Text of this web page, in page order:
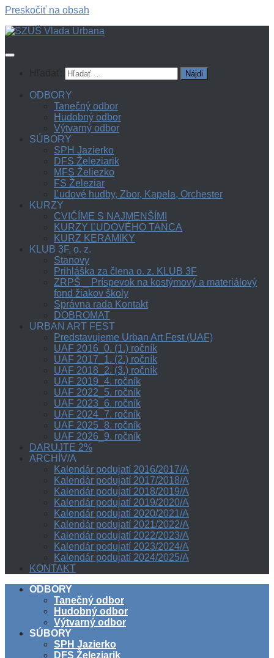
Preskočiť na obsah
ODBORY
Tanečný odbor
Hudobný odbor
Výtvarný odbor
SÚBORY
SPH Jazierko
DFS Železiarik
MFS Želiezko
FS Železiar
Ľudové hudby, Zbor, Kapela, Orchester
KURZY
CVIČÍME S NAJMENŠÍMI
KURZY ĽUDOVÉHO TANCA
KURZ KERAMIKY
KLUB 3F, o. z.
Stanovy
Prihláška za člena o. z. KLUB 3F
ZRPŠ _ Príspevok na kostýmový a materiálový
fond žiakov školy
Správna rada Kontakt
DOBROMAT
URBAN ART FEST
Predstavujeme Urban Art Fest (UAF)
UAF 2016_0. (1.) ročník
UAF 2017_1. (2.) ročník
UAF 2018_2. (3.) ročník
UAF 2019_4. ročník
UAF 2022_5. ročník
UAF 2023_6. ročník
UAF 2024_7. ročník
UAF 2025_8. ročník
UAF 2026_9. ročník
DARUJTE 2%
ARCHÍV/A
Kalendár podujatí 2016/2017/A
Kalendár podujatí 2017/2018/A
Kalendár podujatí 2018/2019/A
Kalendár podujatí 2019/2020/A
Kalendár podujatí 2020/2021/A
Kalendár podujatí 2021/2022/A
Kalendár podujatí 2022/2023/A
Kalendár podujatí 2023/2024/A
Kalendár podujatí 2024/2025/A
KONTAKT
ODBORY
Tanečný odbor
Hudobný odbor
Výtvarný odbor
SÚBORY
SPH Jazierko
DFS Železiarik